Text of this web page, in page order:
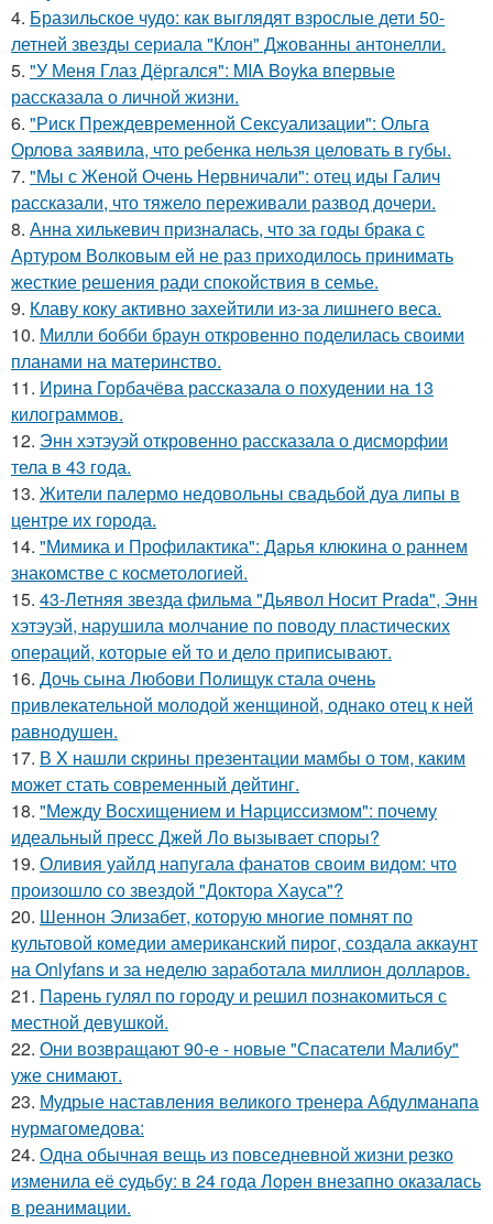
4. Бразильское чудо: как выглядят взрослые дети 50-
летней звезды сериала "Клон" Джованны антонелли.
5. "У Меня Глаз Дёргался": MIA Boyka впервые
рассказала о личной жизни.
6. "Риск Преждевременной Сексуализации": Ольга
Орлова заявила, что ребенка нельзя целовать в губы.
7. "Мы с Женой Очень Нервничали": отец иды Галич
рассказали, что тяжело переживали развод дочери.
8. Анна хилькевич призналась, что за годы брака с
Артуром Волковым ей не раз приходилось принимать
жесткие решения ради спокойствия в семье.
9. Клаву коку активно захейтили из-за лишнего веса.
10. Милли бобби браун откровенно поделилась своими
планами на материнство.
11. Ирина Горбачёва рассказала о похудении на 13
килограммов.
12. Энн хэтэуэй откровенно рассказала о дисморфии
тела в 43 года.
13. Жители палермо недовольны свадьбой дуа липы в
центре их города.
14. "Мимика и Профилактика": Дарья клюкина о раннем
знакомстве с косметологией.
15. 43-Летняя звезда фильма "Дьявол Носит Prada", Энн
хэтэуэй, нарушила молчание по поводу пластических
операций, которые ей то и дело приписывают.
16. Дочь сына Любови Полищук стала очень
привлекательной молодой женщиной, однако отец к ней
равнодушен.
17. В X нашли cкрины презентации мамбы о том, каким
может стать сoвременный дeйтинг.
18. "Между Восхищением и Нарциссизмом": почему
идеальный пресс Джей Ло вызывает споры?
19. Оливия уайлд напугала фанатов своим видом: что
произошло со звездой "Доктора Хауса"?
20. Шеннон Элизабет, которую многие помнят по
культовой комедии американский пирог, создала аккаунт
на Onlyfans и за неделю заработала миллион долларов.
21. Парень гулял по городу и решил познакомиться с
местной девушкой.
22. Они возвращают 90-е - новые "Спасатели Малибу"
уже снимают.
23. Мудрые наставления великого тренера Абдулманапа
нурмагомедова:
24. Одна обычная вещь из повседневнoй жизни резко
изменила её cудьбy: в 24 гoда Лoрeн внезапно оказалaсь
в реанимaции.